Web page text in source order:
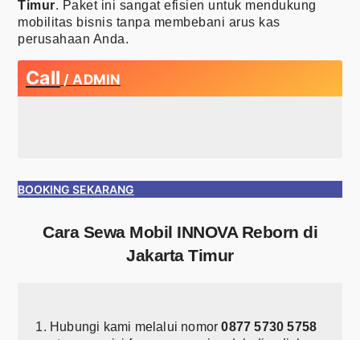
Timur. Paket ini sangat efisien untuk mendukung
mobilitas bisnis tanpa membebani arus kas
perusahaan Anda.
Call / ADMIN
BOOKING SEKARANG
Cara Sewa Mobil INNOVA Reborn di
Jakarta Timur
Hubungi kami melalui nomor0877 5730 5758